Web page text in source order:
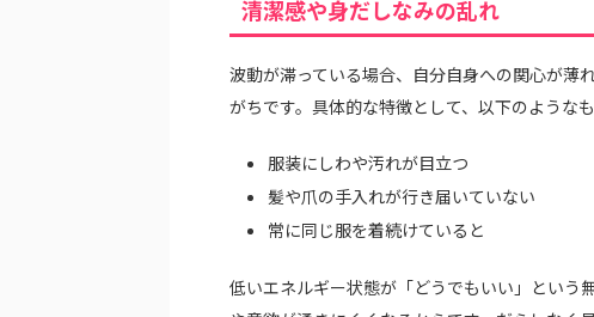
清潔感や身だしなみの乱れ
波動が滞っている場合、自分自身への関心が薄
がちです。具体的な特徴として、以下のような
服装にしわや汚れが目立つ
髪や爪の手入れが行き届いていない
常に同じ服を着続けていると
低いエネルギー状態が「どうでもいい」という